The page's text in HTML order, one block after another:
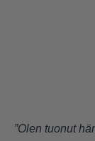
”Olen tuonut